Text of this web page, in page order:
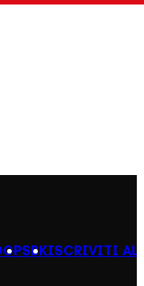
SBKISCRIVITI AL